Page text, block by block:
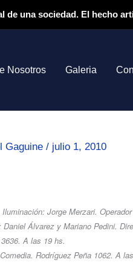
de una sociedad. El hecho
Nosotros Galeria
Gaguine / julio 1, 2010
Jorge Merzari.
Álvarez y Mariano Pedini.
A las 19 hs.
Rodríguez Peña 1062. A